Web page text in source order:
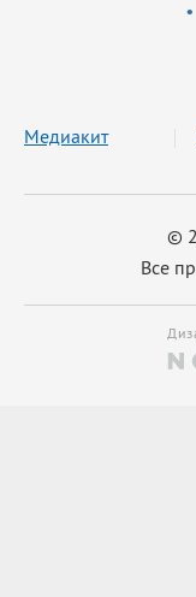
©
Все
Медиакит